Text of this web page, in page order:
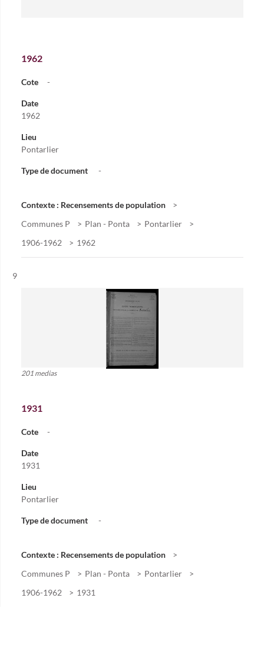
1962
Cote -
Date
1962
Lieu
Pontarlier
Type de document -
Contexte : Recensements de population
Communes P
Plan - Ponta
Pontarlier
1906-1962
1962
Résultat n°
9
201 medias
1931
Cote -
Date
1931
Lieu
Pontarlier
Type de document -
Contexte : Recensements de population
Communes P
Plan - Ponta
Pontarlier
1906-1962
1931